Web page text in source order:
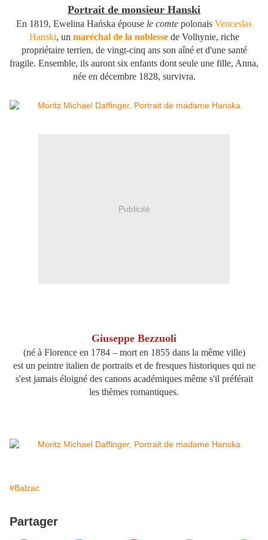
Portrait de monsieur Hanski
En 1819, Ewelina Hańska épouse le comte polonais Venceslas
Hanski, un maréchal de la noblessede Volhynie, riche
propriétaire terrien, de vingt-cinq ans son aîné et d'une santé
fragile. Ensemble, ils auront six enfants dont seule une fille, Anna,
née en décembre 1828, survivra.
Publicité
Giuseppe Bezzuoli
(né à Florence en 1784 – mort en 1855 dans la même ville)
est un peintre italien de portraits et de fresques historiques qui ne
s'est jamais éloigné des canons académiques même s'il préférait
les thèmes romantiques.
#Balzac
Partager